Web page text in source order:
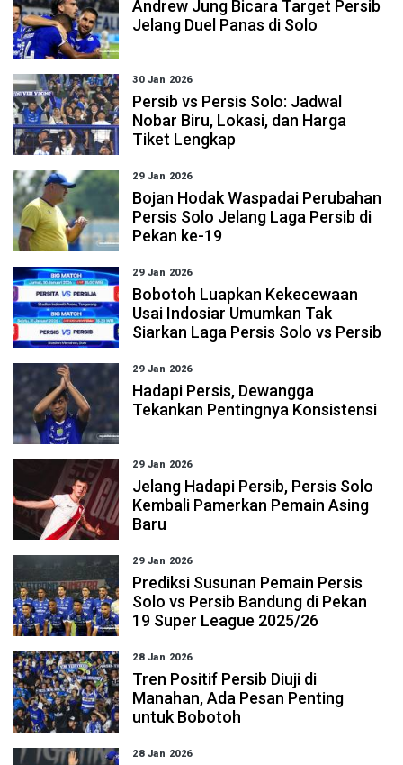
Andrew Jung Bicara Target Persib
Jelang Duel Panas di Solo
30 Jan 2026
Persib vs Persis Solo: Jadwal
Nobar Biru, Lokasi, dan Harga
Tiket Lengkap
29 Jan 2026
Bojan Hodak Waspadai Perubahan
Persis Solo Jelang Laga Persib di
Pekan ke-19
29 Jan 2026
Bobotoh Luapkan Kekecewaan
Usai Indosiar Umumkan Tak
Siarkan Laga Persis Solo vs Persib
29 Jan 2026
Hadapi Persis, Dewangga
Tekankan Pentingnya Konsistensi
29 Jan 2026
Jelang Hadapi Persib, Persis Solo
Kembali Pamerkan Pemain Asing
Baru
29 Jan 2026
Prediksi Susunan Pemain Persis
Solo vs Persib Bandung di Pekan
19 Super League 2025/26
28 Jan 2026
Tren Positif Persib Diuji di
Manahan, Ada Pesan Penting
untuk Bobotoh
28 Jan 2026